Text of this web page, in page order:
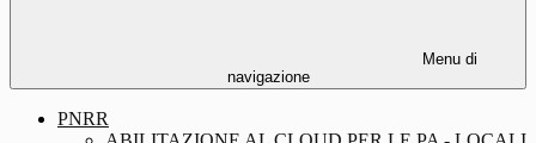
Menu di
navigazione
PNRR